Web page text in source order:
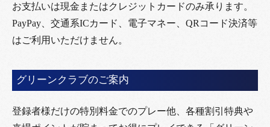
お支払いは現金またはクレジットカードのみ承ります。
PayPay、交通系ICカード、電子マネー、QRコード決済等
はご利用いただけません。
グリーンクラブのご案内
登録者様だけの特別料金でのプレー他、各種割引特典や